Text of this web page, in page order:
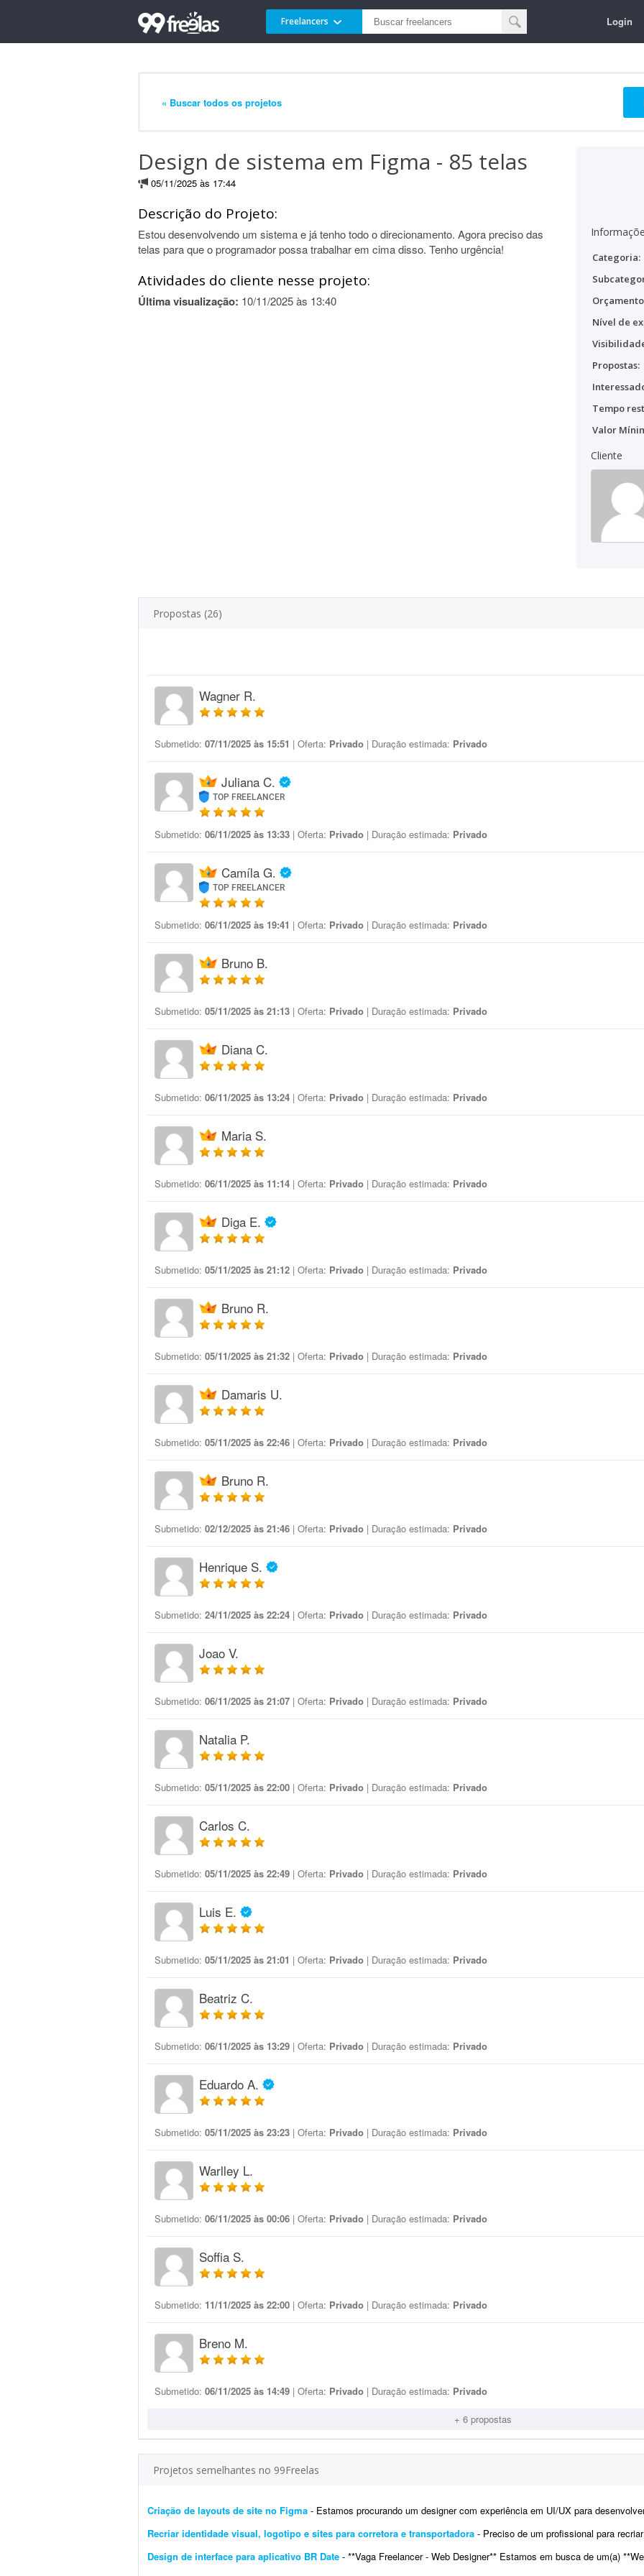
Freelancers Login
« Buscar todos os projetos
Design de sistema em Figma - 85 telas
05/11/2025 às 17:44
Descrição do Projeto:
Estou desenvolvendo um sistema e já tenho todo o direcionamento. Agora preciso das
telas para que o programador possa trabalhar em cima disso. Tenho urgência!
Atividades do cliente nesse projeto:
Última visualização: 10/11/2025 às 13:40
Categoria:
Nível de
Propostas:
Tempo
Valor
Cliente
Propostas (26)
Wagner R.
Submetido: 07/11/2025 às 15:51 | Oferta: Privado | Duração estimada: Privado
Juliana C.
TOP FREELANCER
Submetido: 06/11/2025 às 13:33 | Oferta: Privado | Duração estimada: Privado
Camíla G.
TOP FREELANCER
Submetido: 06/11/2025 às 19:41 | Oferta: Privado | Duração estimada: Privado
Bruno B.
Submetido: 05/11/2025 às 21:13 | Oferta: Privado | Duração estimada: Privado
Diana C.
Submetido: 06/11/2025 às 13:24 | Oferta: Privado | Duração estimada: Privado
Maria S.
Submetido: 06/11/2025 às 11:14 | Oferta: Privado | Duração estimada: Privado
Diga E.
Submetido: 05/11/2025 às 21:12 | Oferta: Privado | Duração estimada: Privado
Bruno R.
Submetido: 05/11/2025 às 21:32 | Oferta: Privado | Duração estimada: Privado
Damaris U.
Submetido: 05/11/2025 às 22:46 | Oferta: Privado | Duração estimada: Privado
Bruno R.
Submetido: 02/12/2025 às 21:46 | Oferta: Privado | Duração estimada: Privado
Henrique S.
Submetido: 24/11/2025 às 22:24 | Oferta: Privado | Duração estimada: Privado
Joao V.
Submetido: 06/11/2025 às 21:07 | Oferta: Privado | Duração estimada: Privado
Natalia P.
Submetido: 05/11/2025 às 22:00 | Oferta: Privado | Duração estimada: Privado
Carlos C.
Submetido: 05/11/2025 às 22:49 | Oferta: Privado | Duração estimada: Privado
Luis E.
Submetido: 05/11/2025 às 21:01 | Oferta: Privado | Duração estimada: Privado
Beatriz C.
Submetido: 06/11/2025 às 13:29 | Oferta: Privado | Duração estimada: Privado
Eduardo A.
Submetido: 05/11/2025 às 23:23 | Oferta: Privado | Duração estimada: Privado
Warlley L.
Submetido: 06/11/2025 às 00:06 | Oferta: Privado | Duração estimada: Privado
Soffia S.
Submetido: 11/11/2025 às 22:00 | Oferta: Privado | Duração estimada: Privado
Breno M.
Submetido: 06/11/2025 às 14:49 | Oferta: Privado | Duração estimada: Privado
+ 6 propostas
Projetos semelhantes no 99Freelas
Criação de layouts de site no Figma - Estamos procurando um designer com experiência em UI/UX para desenvolver os layouts de um site no Figma. O
Recriar identidade visual, logotipo e sites para corretora e transportadora - Preciso de um profissional para recriar a identidade digital (kit) e o site de uma
Design de interface para aplicativo BR Date - **Vaga Freelancer - Web Designer** Estamos em busca de um(a) **Web Designer Freelancer** criativo(a) e comprometido(a)